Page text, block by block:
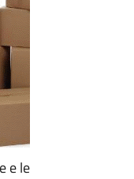
e le